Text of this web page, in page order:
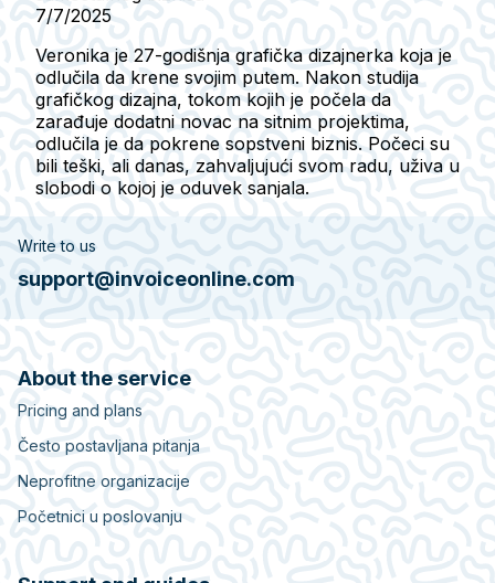
7/7/2025
Veronika je 27-godišnja grafička dizajnerka koja je
odlučila da krene svojim putem. Nakon studija
grafičkog dizajna, tokom kojih je počela da
zarađuje dodatni novac na sitnim projektima,
odlučila je da pokrene sopstveni biznis. Počeci su
bili teški, ali danas, zahvaljujući svom radu, uživa u
slobodi o kojoj je oduvek sanjala.
Write to us
support@invoiceonline.com
About the service
Pricing and plans
Često postavljana pitanja
Neprofitne organizacije
Početnici u poslovanju